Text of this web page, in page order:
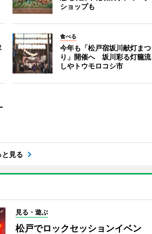
ショップも
食べる
今年も「松戸宿坂川献灯まつ
り」開催へ 坂川彩る灯籠流
しやトウモロコシ市
と見る
見る・遊ぶ
松戸でロックセッションイベン